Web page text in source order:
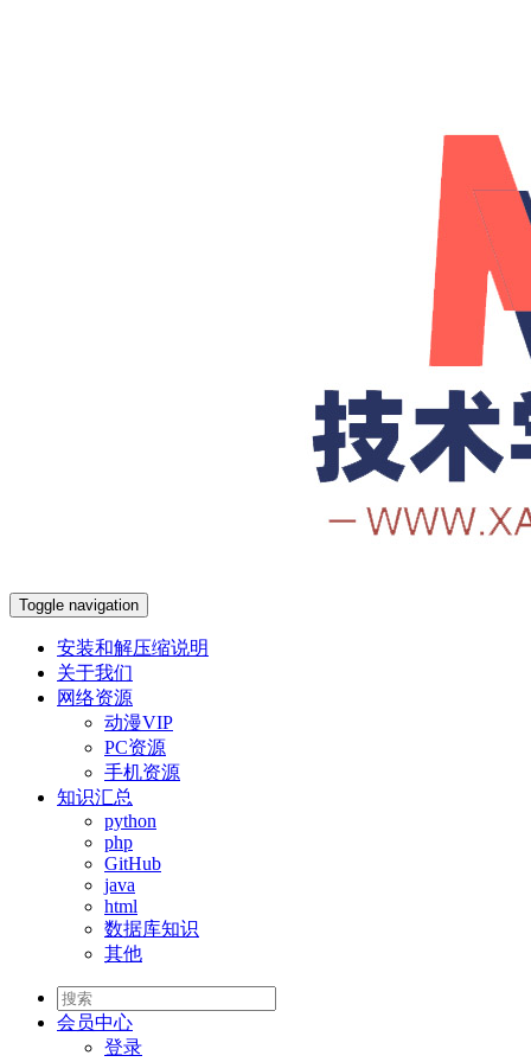
Toggle navigation
安装和解压缩说明
关于我们
网络资源
动漫VIP
PC资源
手机资源
知识汇总
python
php
GitHub
java
html
数据库知识
其他
会员中心
登录